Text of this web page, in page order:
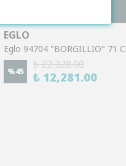
EGLO
%45
₺ 22,328.00
₺ 12,281.00